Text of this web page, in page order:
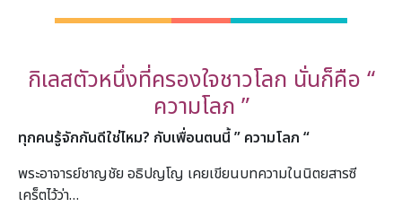
กิเลสตัวหนึ่งที่ครองใจชาวโลก นั่นก็คือ “
ความโลภ ”
ทุกคนรู้จักกันดีใช่ไหม? กับเพื่อนตนนี้ ” ความโลภ “
พระอาจารย์ชาญชัย อธิปญโญ เคยเขียนบทความในนิตยสารซี
เคร็ตไว้ว่า…